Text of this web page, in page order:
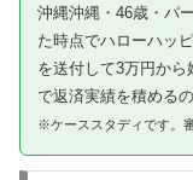
沖縄沖縄・46歳・パ
た時点でハローハッ
を送付して3万円か
で返済実績を積める
※ケーススタディです。